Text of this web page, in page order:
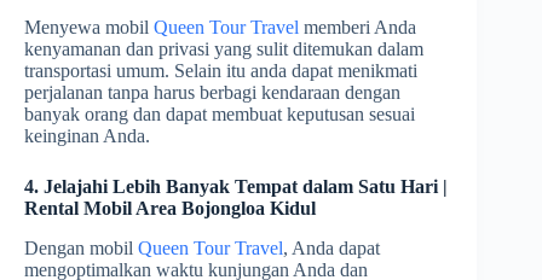
Menyewa mobil Queen Tour Travel memberi Anda
kenyamanan dan privasi yang sulit ditemukan dalam
transportasi umum. Selain itu anda dapat menikmati
perjalanan tanpa harus berbagi kendaraan dengan
banyak orang dan dapat membuat keputusan sesuai
keinginan Anda.
4. Jelajahi Lebih Banyak Tempat dalam Satu Hari |
Rental Mobil Area Bojongloa Kidul
Dengan mobil Queen Tour Travel, Anda dapat
mengoptimalkan waktu kunjungan Anda dan